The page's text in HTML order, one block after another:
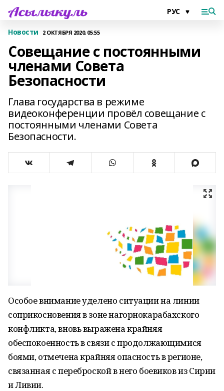
Новости 2 ОКТЯБРЯ 2020, 05:55
Совещание с постоянными
членами Совета
Безопасности
Глава государства в режиме
видеоконференции провёл совещание с
постоянными членами Совета
Безопасности.
Особое внимание уделено ситуации на линии
соприкосновения в зоне нагорнокарабахского
конфликта, вновь выражена крайняя
обеспокоенность в связи с продолжающимися
боями, отмечена крайняя опасность в регионе,
связанная с переброской в него боевиков из Сирии
и Ливии.